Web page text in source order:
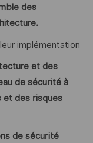
des
implémentation
et des
de sécurité à
et des risques
de sécurité